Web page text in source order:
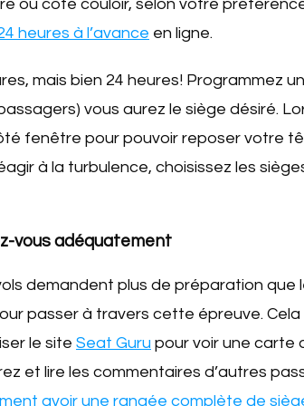
ou côté couloir, selon votre
heures à l’avance en ligne.
mais bien 24 heures! Programmez
vous aurez le siège désiré.
fenêtre pour pouvoir reposer votre
à la turbulence, choisissez les
vous adéquatement
demandent plus de préparation
passer à travers cette épreuve.
le site Seat Guru pour voir une carte
et lire les commentaires d’autres
avoir une rangée complète de